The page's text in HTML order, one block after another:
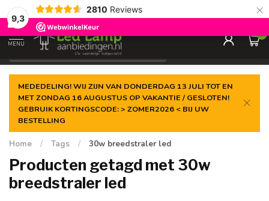
9,3
2810 Reviews ×
Gegarandeerde delaagste prijs
MENU
0
MEDEDELING! WIJ ZIJN VAN DONDERDAG 13 JULI TOT EN
MET ZONDAG 16 AUGUSTUS OP VAKANTIE / GESLOTEN!
GEBRUIK KORTINGSCODE: > ZOMER2026 < BIJ UW
BESTELLING
Home / Tags / 30w breedstraler led
Producten getagd met 30w
breedstraler led